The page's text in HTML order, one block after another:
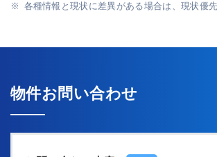
各種情報と現状に差異がある場合は、現状優先
物件お問い合わせ